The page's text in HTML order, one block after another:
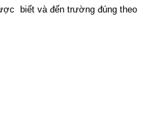
biết và đến trường đúng theo